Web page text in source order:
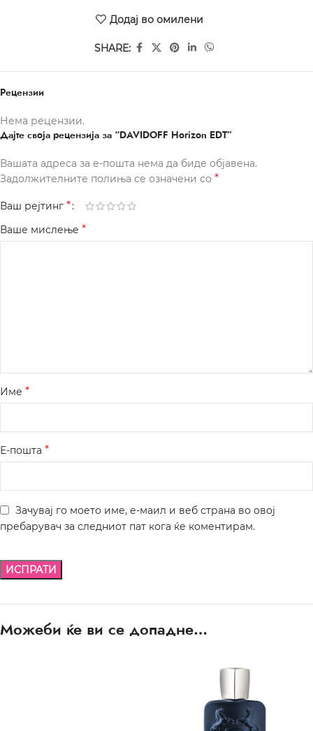
Додај во омилени
SHARE:
Рецензии
Нема рецензии.
Дајте своја рецензија за “DAVIDOFF Horizon EDT”
Вашата адреса за е-пошта нема да биде објавена.
Задолжителните полиња се означени со *
Ваш рејтинг *
Ваше мислење *
Име *
Е-пошта *
Зачувај го моето име, е-маил и веб страна во овој
пребарувач за следниот пат кога ќе коментирам.
Можеби ќе ви се допадне…